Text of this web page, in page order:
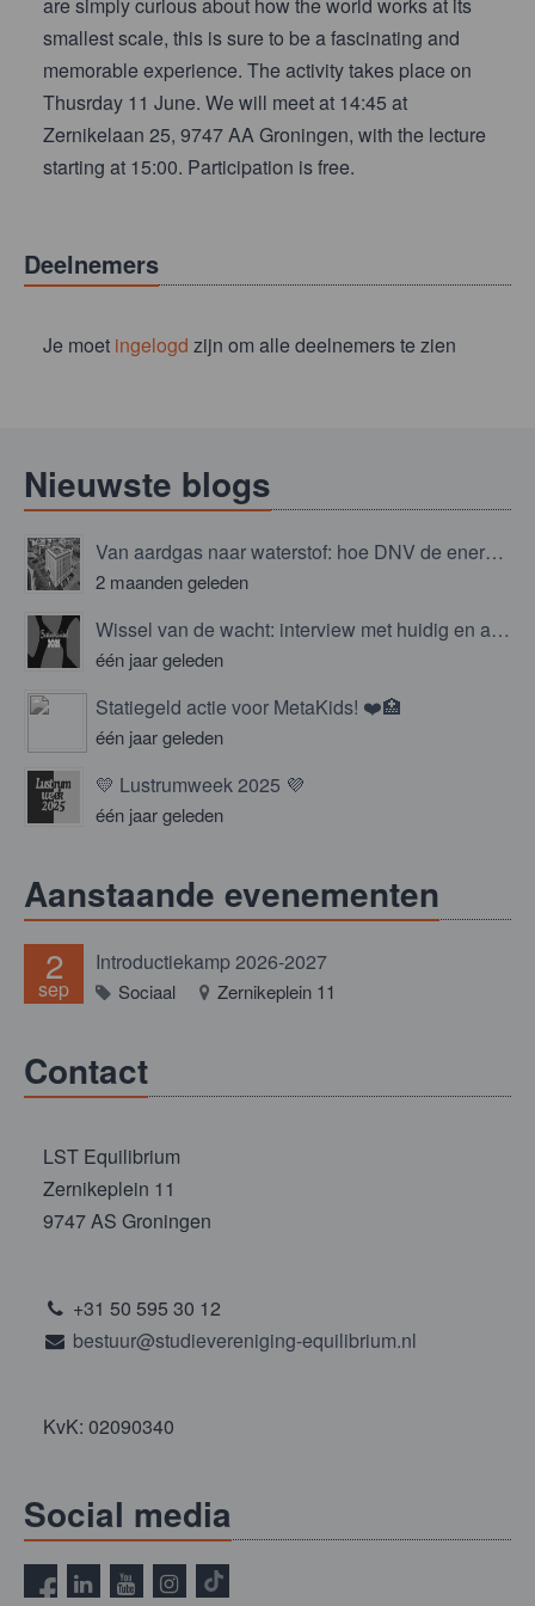
smallest scale, this is sure to be a fascinating and
memorable experience. The activity takes place on
Thusrday 11 June. We will meet at 14:45 at
Zernikelaan 25, 9747 AA Groningen, with the lecture
starting at 15:00. Participation is free.
Deelnemers
Je moet ingelogd zijn om alle deelnemers te zien
Nieuwste blogs
Van aardgas naar waterstof: hoe DNV de energietransitie niet overlaat aan het toeval
2 maanden geleden
Wissel van de wacht: interview met huidig en aspirant bestuur!
één jaar geleden
Statiegeld actie voor MetaKids! ❤️🏥
één jaar geleden
💛 Lustrumweek 2025 💜
één jaar geleden
Aanstaande evenementen
2
sep
Introductiekamp 2026-2027
Sociaal Zernikeplein 11
Contact
LST Equilibrium
Zernikeplein 11
9747 AS Groningen
+31 50 595 30 12
bestuur@studievereniging-equilibrium.nl
KvK: 02090340
Social media